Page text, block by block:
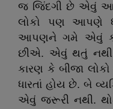
જ જિંદગી છે એવું
લોકો પણ આપણે
આપણને ગમે એવું
છીએ. એવું થતું
કારણ કે બીજા
ધારતાં હોય છે. બે
એવું જરૂરી નથી.